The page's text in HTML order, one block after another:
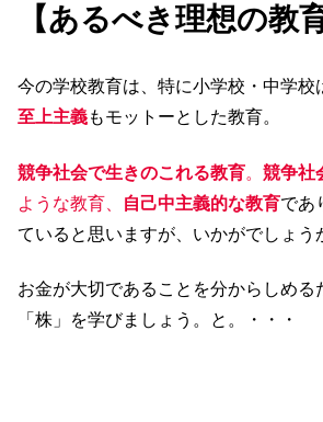
【あるべき理想の教
今の学校教育は、特に小学校・中学校
至上主義もモットーとした教育。
競争社会で生きのこれる教育。 競争社
ような教育、
自己中主義的な教育であ
ていると思いますが、いかがでしょう
お金が大切であることを分からしめる
「株」を学びましょう。と。・・・